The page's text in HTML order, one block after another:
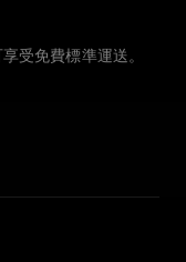
受免費標準運送。